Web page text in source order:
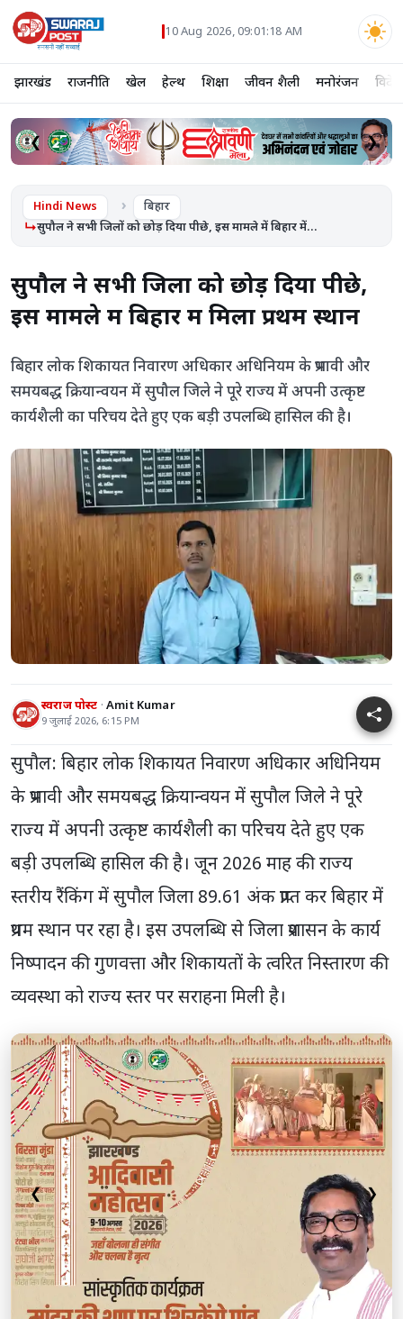
10 Aug 2026, 09:01:18 AM
झारखंड राजनीति खेल हेल्थ शिक्षा जीवन शैली मनोरंजन विदेश
❮ ❯
Hindi News बिहार
सुपौल ने सभी जिलों को छोड़ दिया पीछे, इस मामले में बिहार में...
सुपौल ने सभी जिलों को छोड़ दिया पीछे,
इस मामले में बिहार में मिला प्रथम स्थान
बिहार लोक शिकायत निवारण अधिकार अधिनियम के प्रभावी और
समयबद्ध क्रियान्वयन में सुपौल जिले ने पूरे राज्य में अपनी उत्कृष्ट
कार्यशैली का परिचय देते हुए एक बड़ी उपलब्धि हासिल की है।
स्वराज पोस्ट Amit Kumar
9 जुलाई 2026, 6:15 PM
सुपौल: बिहार लोक शिकायत निवारण अधिकार अधिनियम
के प्रभावी और समयबद्ध क्रियान्वयन में सुपौल जिले ने पूरे
राज्य में अपनी उत्कृष्ट कार्यशैली का परिचय देते हुए एक
बड़ी उपलब्धि हासिल की है। जून 2026 माह की राज्य
स्तरीय रैंकिंग में सुपौल जिला 89.61 अंक प्राप्त कर बिहार में
प्रथम स्थान पर रहा है। इस उपलब्धि से जिला प्रशासन के कार्य
निष्पादन की गुणवत्ता और शिकायतों के त्वरित निस्तारण की
व्यवस्था को राज्य स्तर पर सराहना मिली है।
❮ ❯